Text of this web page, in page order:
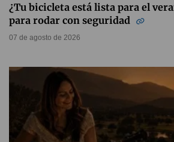
¿Tu bicicleta está lista para el
para rodar con seguridad
07 de agosto de 2026